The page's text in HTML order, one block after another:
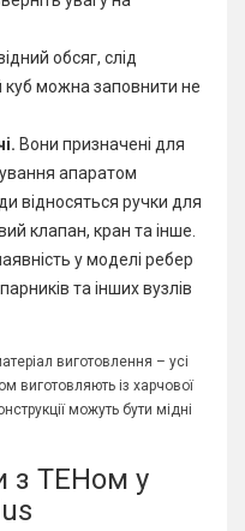
обсяг, слід
куб можна заповнити не
Вони призначені для
апаратом
відносяться ручки для
клапан, кран та інше.
у моделі ребер
та інших вузлів
виготовлення – усі
виготовляють із харчової
можуть бути мідні
з ТЕНом у